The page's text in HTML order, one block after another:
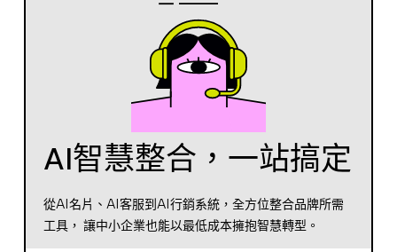
AI智慧整合，一站搞定
從AI名片、AI客服到AI行銷系統，全方位整合品牌所需
工具， 讓中小企業也能以最低成本擁抱智慧轉型。